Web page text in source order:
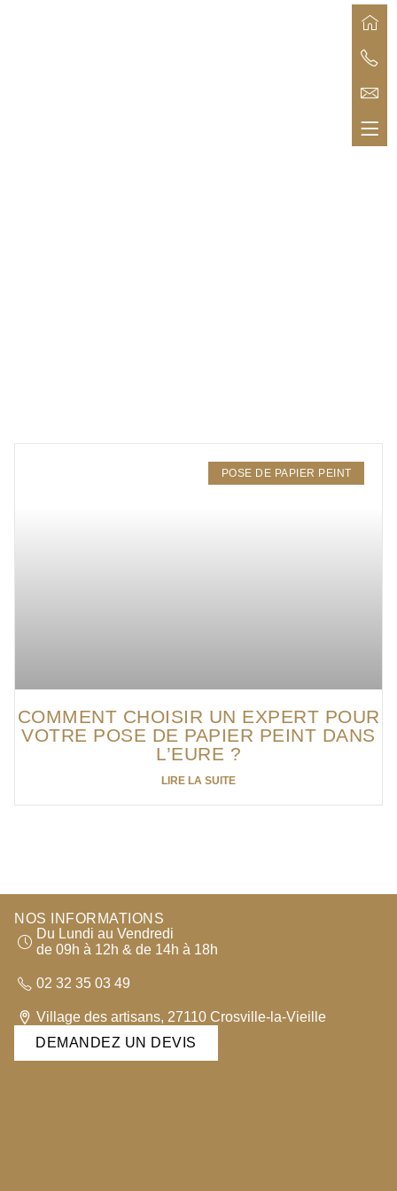
POSE DE PAPIER PEINT
COMMENT CHOISIR UN EXPERT POUR
VOTRE POSE DE PAPIER PEINT DANS
L’EURE ?
LIRE LA SUITE
NOS INFORMATIONS
Du Lundi au Vendredi
de 09h à 12h & de 14h à 18h
02 32 35 03 49
Village des artisans, 27110 Crosville-la-Vieille
DEMANDEZ UN DEVIS